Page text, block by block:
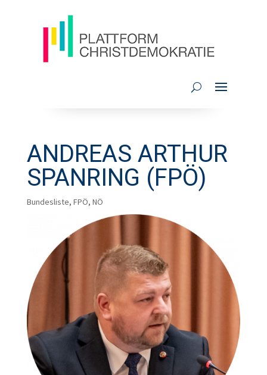
ANDREAS ARTHUR
SPANRING (FPÖ)
Bundesliste, FPÖ, NÖ